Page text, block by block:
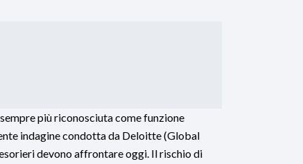
più riconosciuta come funzione
indagine condotta da Deloitte (Global
devono affrontare oggi. Il rischio di